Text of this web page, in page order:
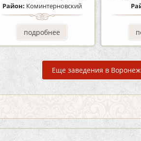
Район: Коминтерновский
подробнее
Еще заведения в